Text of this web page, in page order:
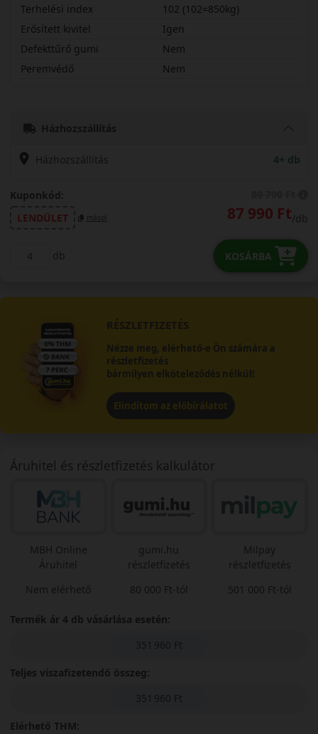
Terhelési index
102 (102=850kg)
Erősített kivitel
Igen
Defekttűrő gumi
Nem
Peremvédő
Nem
Házhozszállítás
Házhozszállítás 4+ db
Kuponkód:
LENDÜLET
másol 87 990 Ft/db
db KOSÁRBA
RÉSZLETFIZETÉS
Nézze meg, elérhető-e Ön számára a
részletfizetés
bármilyen elköteleződés nélkül!
Elindítom az előbírálatot
Áruhitel és részletfizetés kalkulátor
MBH Online
Áruhitel
Nem elérhető
gumi.hu
részletfizetés
80 000 Ft-tól
Milpay
részletfizetés
501 000 Ft-tól
Termék ár 4 db vásárlása esetén:
351 960 Ft
Teljes viszafizetendő összeg:
351 960 Ft
Elérhető THM: